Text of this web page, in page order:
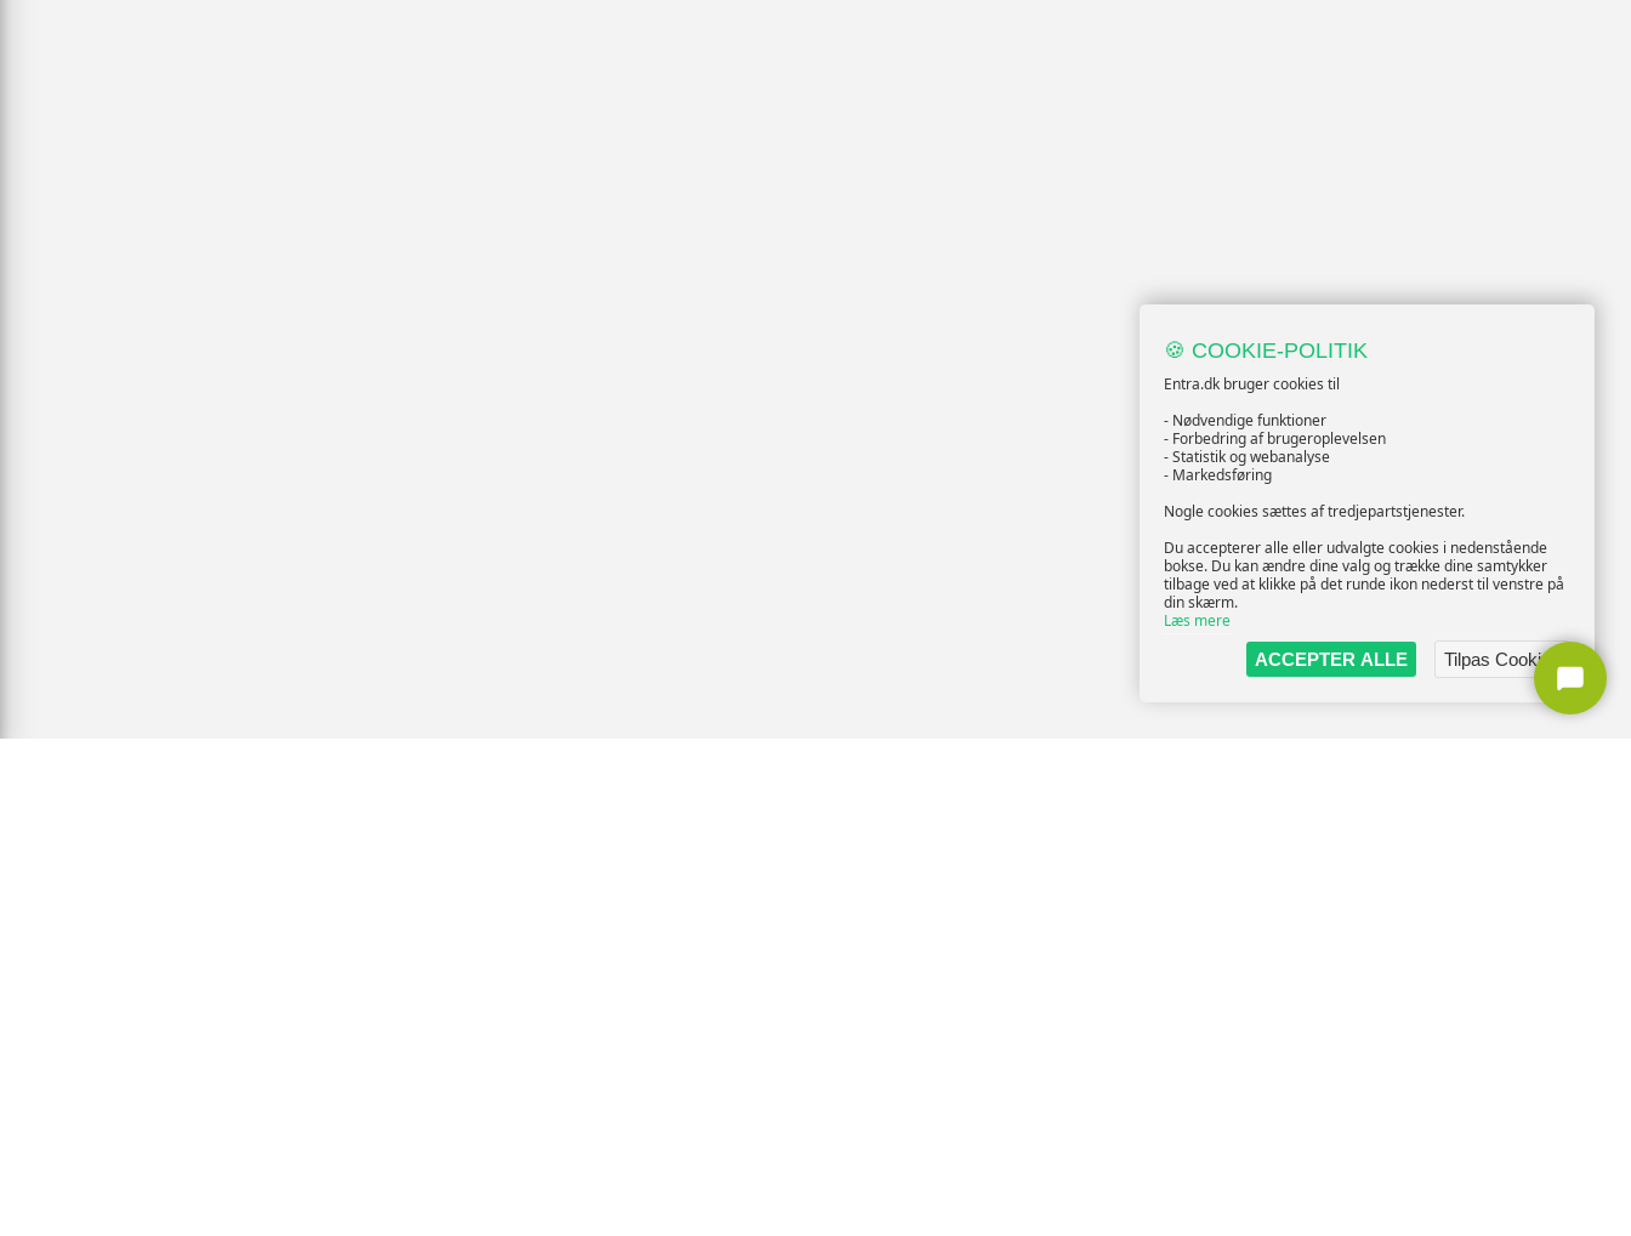
🍪 COOKIE-POLITIK
Entra.dk bruger cookies til
- Nødvendige funktioner
- Forbedring af brugeroplevelsen
- Statistik og webanalyse
- Markedsføring
Nogle cookies sættes af tredjepartstjenester.
Du accepterer alle eller udvalgte cookies i nedenstående
bokse. Du kan ændre dine valg og trække dine samtykker
tilbage ved at klikke på det runde ikon nederst til venstre på
din skærm.
Læs mere
ACCEPTER ALLE
Tilpas Cookies